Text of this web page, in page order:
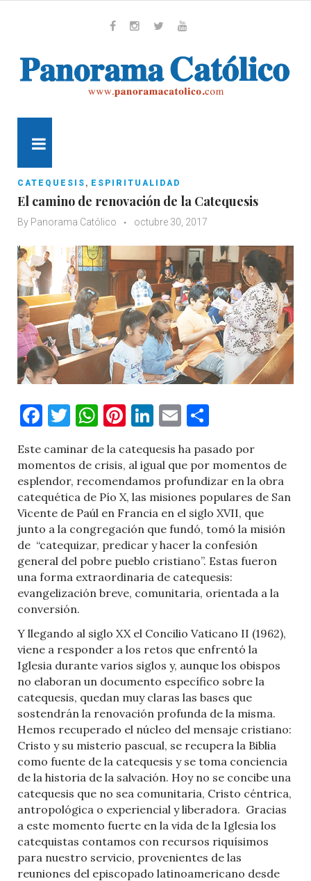
CATEQUESIS , ESPIRITUALIDAD
El camino de renovación de la Catequesis
By Panorama Católico octubre 30, 2017
Facebook
Twitter
WhatsApp
Pinterest
LinkedIn
Email
Este caminar de la catequesis ha pasado por
momentos de crisis, al igual que por momentos de
esplendor, recomendamos profundizar en la obra
catequética de Pío X, las misiones populares de San
Vicente de Paúl en Francia en el siglo XVII, que
junto a la congregación que fundó, tomó la misión
de “catequizar, predicar y hacer la confesión
general del pobre pueblo cristiano”. Estas fueron
una forma extraordinaria de catequesis:
evangelización breve, comunitaria, orientada a la
conversión.
Y llegando al siglo XX el Concilio Vaticano II (1962),
viene a responder a los retos que enfrentó la
Iglesia durante varios siglos y, aunque los obispos
no elaboran un documento específico sobre la
catequesis, quedan muy claras las bases que
sostendrán la renovación profunda de la misma.
Hemos recuperado el núcleo del mensaje cristiano:
Cristo y su misterio pascual, se recupera la Biblia
como fuente de la catequesis y se toma conciencia
de la historia de la salvación. Hoy no se concibe una
catequesis que no sea comunitaria, Cristo céntrica,
antropológica o experiencial y liberadora. Gracias
a este momento fuerte en la vida de la Iglesia los
catequistas contamos con recursos riquísimos
para nuestro servicio, provenientes de las
reuniones del episcopado latinoamericano desde